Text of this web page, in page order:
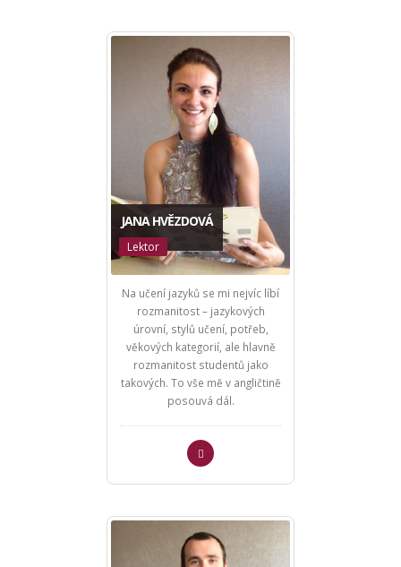
JANA HVĚZDOVÁ
Lektor
Na učení jazyků se mi nejvíc líbí
rozmanitost – jazykových
úrovní, stylů učení, potřeb,
věkových kategorií, ale hlavně
rozmanitost studentů jako
takových. To vše mě v angličtině
posouvá dál.